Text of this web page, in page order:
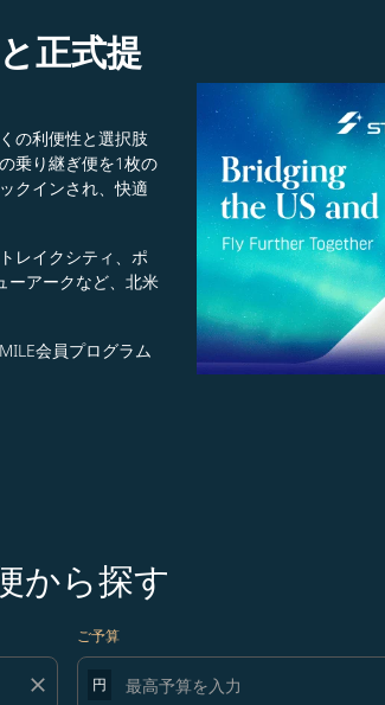
正式提
の利便性と選択肢
乗り継ぎ便を1枚の
クインされ、快適
レイクシティ、ポ
ーアークなど、北米
会員プログラム
から探す
close
ご予算
円